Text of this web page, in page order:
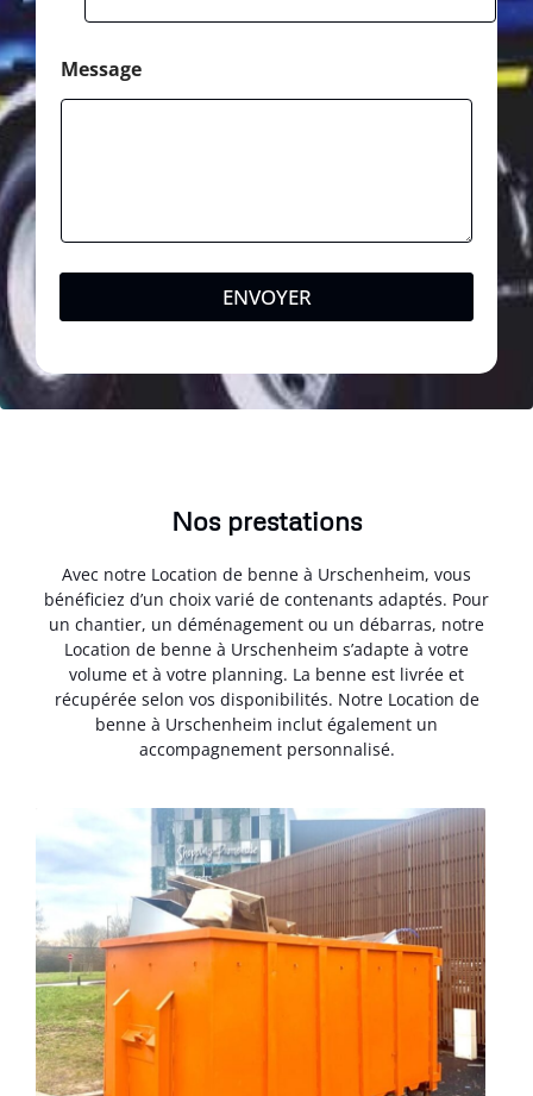
Message
ENVOYER
Nos prestations
Avec notre Location de benne à Urschenheim, vous
bénéficiez d’un choix varié de contenants adaptés. Pour
un chantier, un déménagement ou un débarras, notre
Location de benne à Urschenheim s’adapte à votre
volume et à votre planning. La benne est livrée et
récupérée selon vos disponibilités. Notre Location de
benne à Urschenheim inclut également un
accompagnement personnalisé.